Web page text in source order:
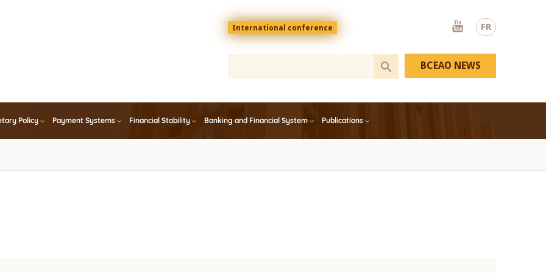
FR
Menu
top
En
International conference
Youtube
Policy Payment Systems Financial Stability Banking and Financial System Publications
BCEAO NEWS